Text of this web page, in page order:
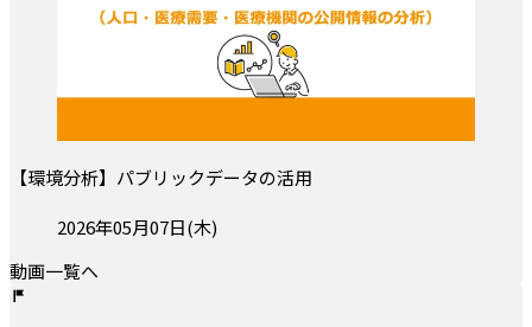
【環境分析】パブリックデータの活用
投稿日:2026年05月07日(木)
動画一覧へ